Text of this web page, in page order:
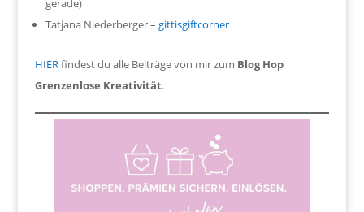
gerade)
Tatjana Niederberger – gittisgiftcorner
HIERfindest du alle Beiträge von mir zum Blog Hop
Grenzenlose Kreativität.